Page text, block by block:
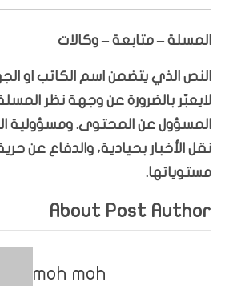
المسلة – متابعة – وكالات
النص الذي يتضمن اسم الكاتب او
لايعبّر بالضرورة عن وجهة نظر
المسؤول عن المحتوى.
نقل الأخبار بحيادية، والدفاع عن
مستوياتها.
About Post Author
moh moh